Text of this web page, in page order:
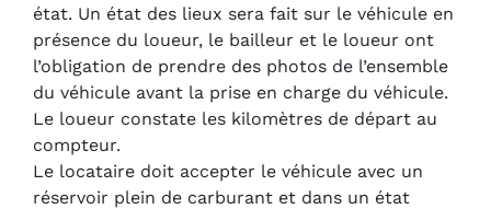
état. Un état des lieux sera fait sur le véhicule en
présence du loueur, le bailleur et le loueur ont
l’obligation de prendre des photos de l’ensemble
du véhicule avant la prise en charge du véhicule.
Le loueur constate les kilomètres de départ au
compteur.
Le locataire doit accepter le véhicule avec un
réservoir plein de carburant et dans un état